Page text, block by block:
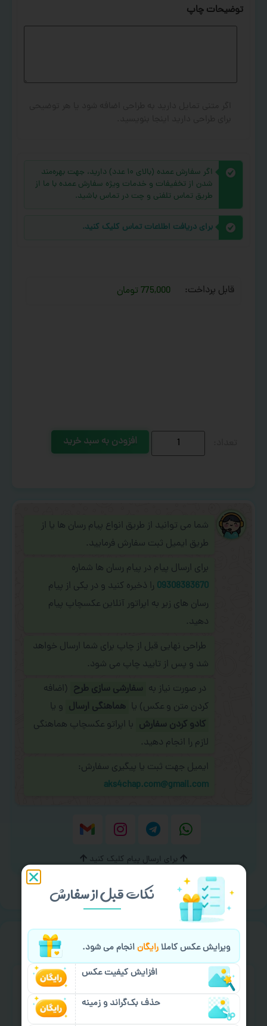
توضیحات چاپ
اگر سفارش عمده (بالای ۱۰ عدد) دارید، جهت بهره‌مند
شدن از تخفیفات و خدمات ویژه سفارش عمده با ما از
طریق تماس تلفنی و چت در تماس باشید.
برای دریافت اطلاعات تماس کلیک کنید.
قابل پرداخت: 775,000 تومان
افزودن به سبد خرید
شما می توانید از طریق انواع پیام رسان ها یا از
طریق ایمیل ثبت سفارش فرمایید.
برای ارسال پیام در پیام رسان ها شماره
09308383670 را ذخیره کنید و در یکی از پیام
رسان های زیر به اپراتور آنلاین عکسچاپ پیام
دهید.
طراحی نهایی قبل از چاپ برای شما ارسال خواهد
شد و پس از تایید چاپ می شود.
در صورت نیاز به سفارشی سازی طرح (اضافه
کردن متن و عکس) یا هماهنگی ارسال و یا
کادو کردن سفارش با اپراتو عکسچاپ هماهنگی
لازم را انجام دهید.
ایمیل جهت ثبت یا پیگیری سفارش:
aks4chap.com@gmail.com
برای ارسال پیام کلیک کنید
خیالت راحت ازسفارش گیری
نکات قبل از سفارش
ویرایش عکس کاملارایگانانجام می شود.
افزایش کیفیت عکس
حذف بک‌گراند و زمینه